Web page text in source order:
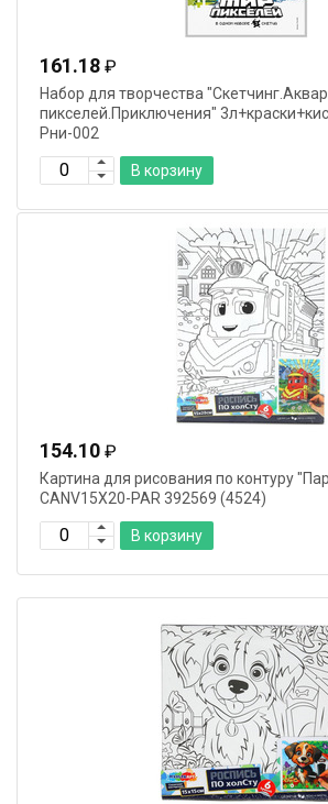
161.18 ₽
Набор для творчества
пикселей.Приключения"
Рни-002
В корзину
154.10 ₽
Картина для рисования по контуру
CANV15X20-PAR 392569 (4524)
В корзину